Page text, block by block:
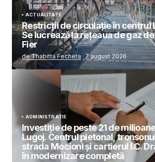
ACTUALITATE
Restricții de circulație în centrul
Se lucrează la rețeaua de gaz
Fier
de Thabitta Fecheta 7 august 2026
ADMINISTRAȚIE
Investiție de peste 21 de
Lugoj. Centrul pietonal,
strada Mocioni și cartierul I.C.
în modernizare completă